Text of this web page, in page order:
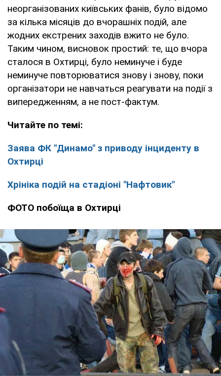
неорганізованих київських фанів, було відомо
за кілька місяців до вчорашніх подій, але
жодних екстрених заходів вжито не було.
Таким чином, висновок простий: те, що вчора
сталося в Охтирці, було неминуче і буде
неминуче повторюватися знову і знову, поки
організатори не навчаться реагувати на події з
випередженням, а не пост-фактум.
Читайте по темі:
Заява ФК "Динамо" з приводу інциденту в
Охтирці
Хрініка подій на стадіоні "Нафтовик"
ФОТО побоїща в Охтирці